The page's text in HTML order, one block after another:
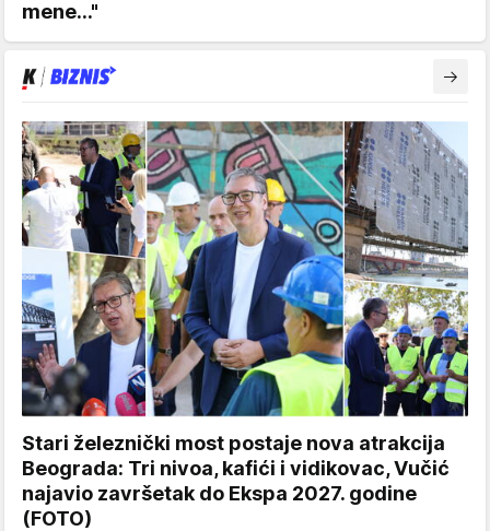
mene..."
Stari železnički most postaje nova atrakcija
Beograda: Tri nivoa, kafići i vidikovac, Vučić
najavio završetak do Ekspa 2027. godine
(FOTO)